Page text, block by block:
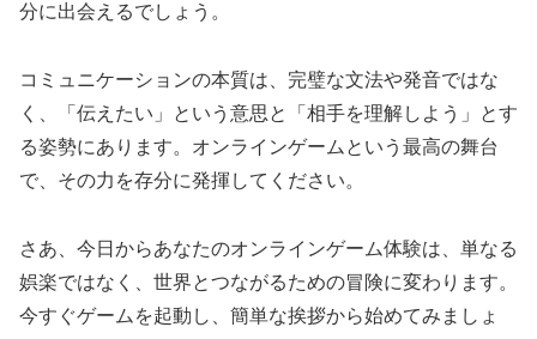
分に出会えるでしょう。
コミュニケーションの本質は、完璧な文法や発音ではな
く、「伝えたい」という意思と「相手を理解しよう」とす
る姿勢にあります。オンラインゲームという最高の舞台
で、その力を存分に発揮してください。
さあ、今日からあなたのオンラインゲーム体験は、単なる
娯楽ではなく、世界とつながるための冒険に変わります。
今すぐゲームを起動し、簡単な挨拶から始めてみましょ